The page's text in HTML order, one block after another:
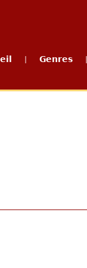
Genres